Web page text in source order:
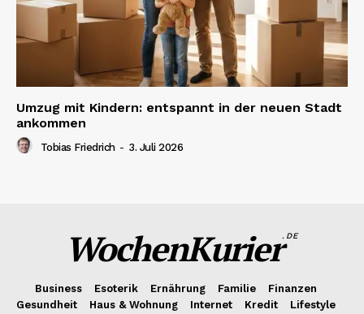
Umzug mit Kindern: entspannt in der neuen Stadt
ankommen
Tobias Friedrich - 3. Juli 2026
WochenKurier.DE
Business Esoterik Ernährung Familie
Finanzen
Gesundheit
Haus & Wohnung Internet Kredit
Lifestyle